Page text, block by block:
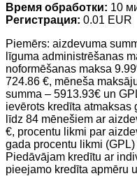
Время обработки: 10
Регистрация: 0.01 EUR
Piemērs: aizdevuma
līguma administrēšanas
noformēšanas maksa
724.86 €, mēneša
summa – 5913.93€ un
ievērots kredīta atmaksas
līdz 84 mēnešiem ar
€, procentu likmi par
gada procentu likmi
Piedāvājam kredītu ar
pieejamo kredīta apmēru